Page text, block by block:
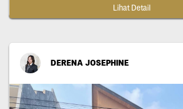
Lihat Detail
DERENA JOSEPHINE